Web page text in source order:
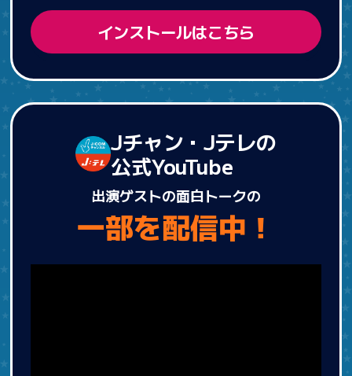
インストールはこちら
Jチャン・Jテレの
公式YouTube
出演ゲストの面白トークの
一部を配信中！